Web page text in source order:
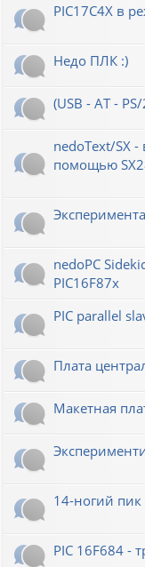
PIC17C4X в
Недо ПЛК :)
(USB - AT -
nedoText/SX
помощью
nedoPC
PIC16F87x
PIC parallel
Плата
Макетная
14-ногий пик
PIC 16F684 -